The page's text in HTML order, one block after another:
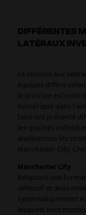
DIFFÉRENTES
LATÉRAUX
Le recours aux
équipes diffère
le principe est resté
numérique dans
faire ont présenté
les qualités
analyserons les
Manchester City,
Manchester City
Adoptant une
défensif et deux
systématiquement
lesquels sont